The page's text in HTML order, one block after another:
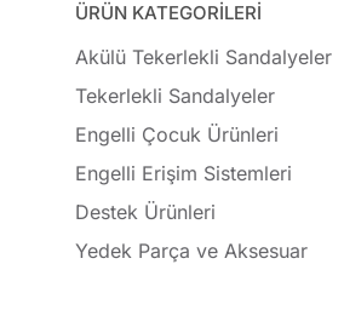
ÜRÜN KATEGORİLERİ
Akülü Tekerlekli Sandalyeler
Tekerlekli Sandalyeler
Engelli Çocuk Ürünleri
Engelli Erişim Sistemleri
Destek Ürünleri
Yedek Parça ve Aksesuar